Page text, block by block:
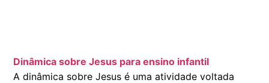
Dinâmica sobre Jesus para ensino infantil
A dinâmica sobre Jesus é uma atividade voltada